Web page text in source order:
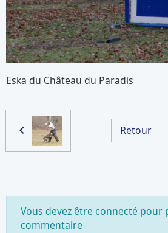
Eska du Château du Paradis
Retour
Vous devez être connecté pour
commentaire